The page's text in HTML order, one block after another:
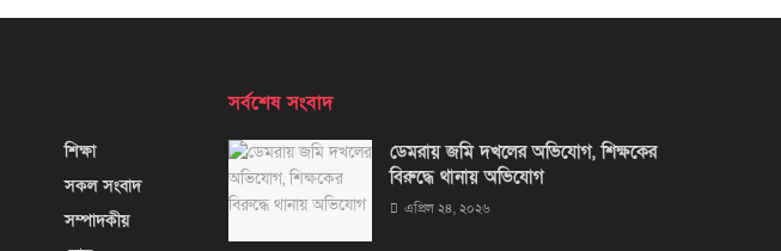
শিক্ষা
সকল সংবাদ
সম্পাদকীয়
সর্বশেষ সংবাদ
ডেমরায় জমি দখলের অভিযোগ, শিক্ষকের
বিরুদ্ধে থানায় অভিযোগ
এপ্রিল ২৪, ২০২৬